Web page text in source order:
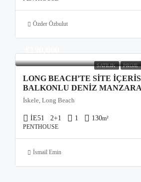
Özder Özbulut
SATILIK PROJE
LONG BEACH’TE SITE
BALKONLU DENIZ
İskele, Long Beach
İE51 2+1 1 130m²
PENTHOUSE
İsmail Emin